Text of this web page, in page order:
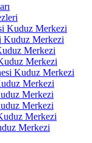
Kuduz Merkezi
Kuduz Merkezi
Merkezi
Merkezi
Kuduz Merkezi
Merkezi
Merkezi
Merkezi
Merkezi
Merkezi